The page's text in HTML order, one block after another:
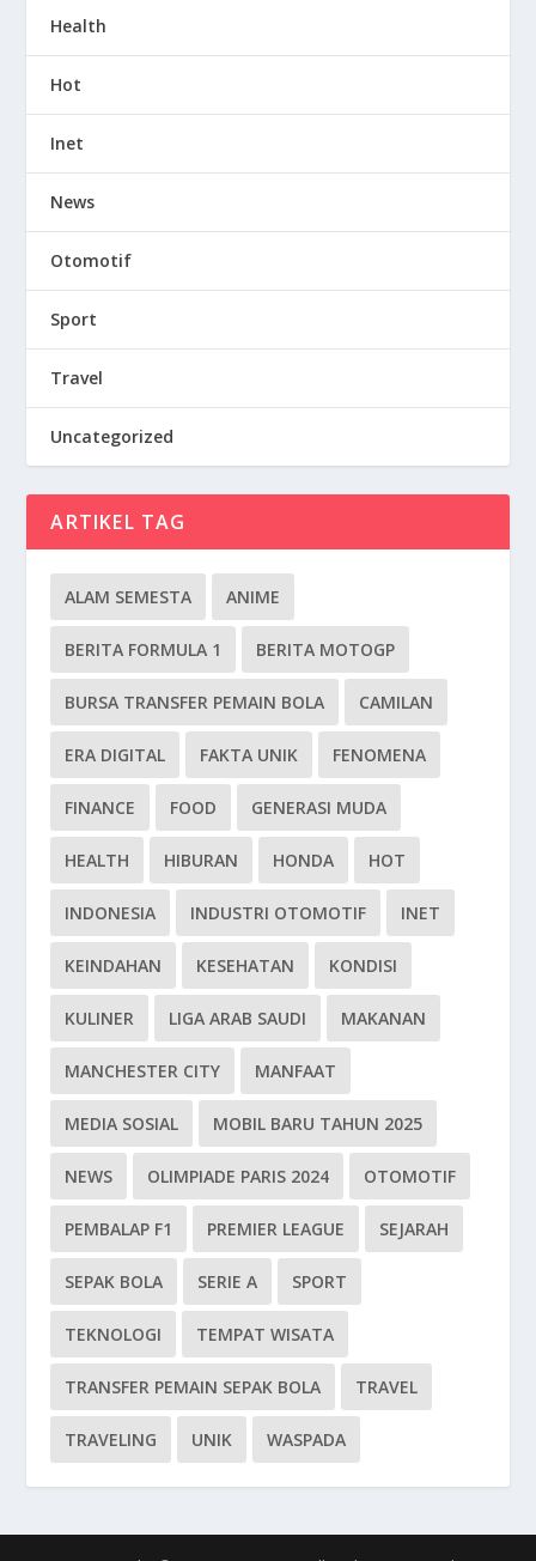
Health
Hot
Inet
News
Otomotif
Sport
Travel
Uncategorized
ARTIKEL TAG
ALAM SEMESTA ANIME
BERITA FORMULA 1 BERITA MOTOGP
BURSA TRANSFER PEMAIN BOLA CAMILAN
ERA DIGITAL FAKTA UNIK FENOMENA
FINANCE FOOD GENERASI MUDA
HEALTH HIBURAN HONDA HOT
INDONESIA INDUSTRI OTOMOTIF INET
KEINDAHAN KESEHATAN KONDISI
KULINER LIGA ARAB SAUDI MAKANAN
MANCHESTER CITY MANFAAT
MEDIA SOSIAL MOBIL BARU TAHUN 2025
NEWS OLIMPIADE PARIS 2024 OTOMOTIF
PEMBALAP F1 PREMIER LEAGUE SEJARAH
SEPAK BOLA SERIE A SPORT
TEKNOLOGI TEMPAT WISATA
TRANSFER PEMAIN SEPAK BOLA TRAVEL
TRAVELING UNIK WASPADA